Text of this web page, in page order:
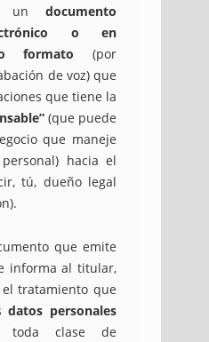
un documento
o en
formato (por
de voz) que
que tiene la
(que puede
que maneje
hacia el
tú, dueño legal
que emite
informa al titular,
tratamiento que
datos personales
toda clase de